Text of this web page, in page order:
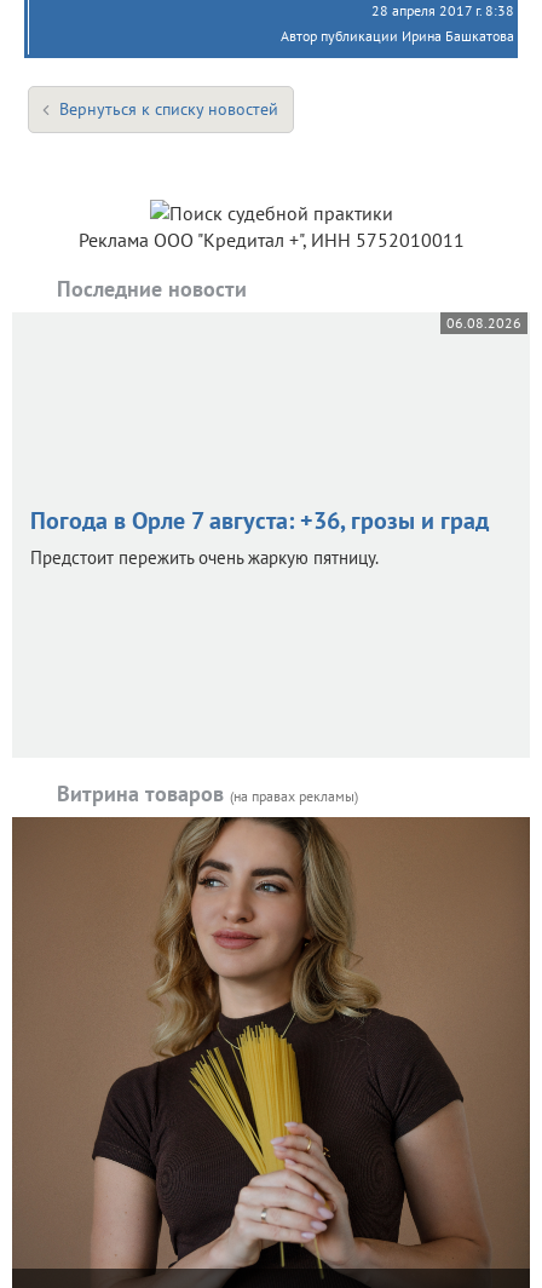
28 апреля 2017 г. 8:38
Автор публикации Ирина Башкатова
Вернуться к списку новостей
Реклама ООО "Кредитал +", ИНН 5752010011
Последние новости
06.08.2026
Погода в Орле 7 августа: +36, грозы и град
Предстоит пережить очень жаркую пятницу.
Витрина товаров (на правах рекламы)